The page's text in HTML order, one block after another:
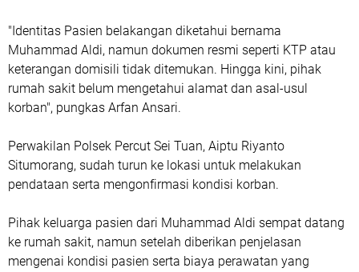
"Identitas Pasien belakangan diketahui bernama
Muhammad Aldi, namun dokumen resmi seperti KTP atau
keterangan domisili tidak ditemukan. Hingga kini, pihak
rumah sakit belum mengetahui alamat dan asal-usul
korban", pungkas Arfan Ansari.
Perwakilan Polsek Percut Sei Tuan, Aiptu Riyanto
Situmorang, sudah turun ke lokasi untuk melakukan
pendataan serta mengonfirmasi kondisi korban.
Pihak keluarga pasien dari Muhammad Aldi sempat datang
ke rumah sakit, namun setelah diberikan penjelasan
mengenai kondisi pasien serta biaya perawatan yang